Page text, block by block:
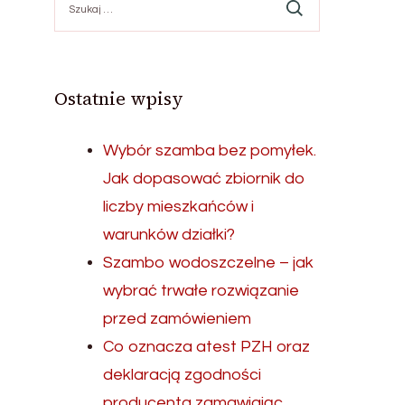
Ostatnie wpisy
Wybór szamba bez pomyłek.
Jak dopasować zbiornik do
liczby mieszkańców i
warunków działki?
Szambo wodoszczelne – jak
wybrać trwałe rozwiązanie
przed zamówieniem
Co oznacza atest PZH oraz
deklaracją zgodności